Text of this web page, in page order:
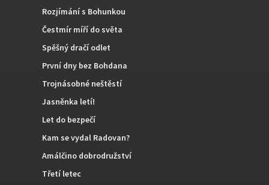
Rozjímání s Bohunkou
Čestmír míří do světa
Spěšný dračí odlet
První dny bez Bohdana
Trojnásobné neštěstí
Jasněnka letí!
Let do bezpečí
Kam se vydal Radovan?
Amálčino dobrodružství
Třetí letec